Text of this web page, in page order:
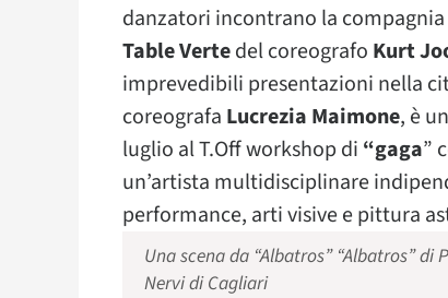
danzatori incontrano la compagnia
Table Vertedel coreografo Kurt
imprevedibili presentazioni nella
coreografa Lucrezia Maimone, è
luglio al T.Off workshop di “gaga”
un’artista multidisciplinare
performance, arti visive e pittura
Una scena da “Albatros” “Albatros” di
Nervi di Cagliari